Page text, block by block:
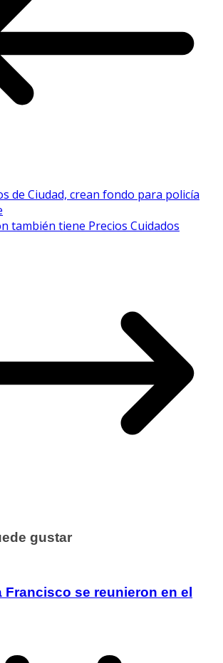
de Ciudad, crean fondo para policía
también tiene Precios Cuidados
gustar
Francisco se reunieron en el